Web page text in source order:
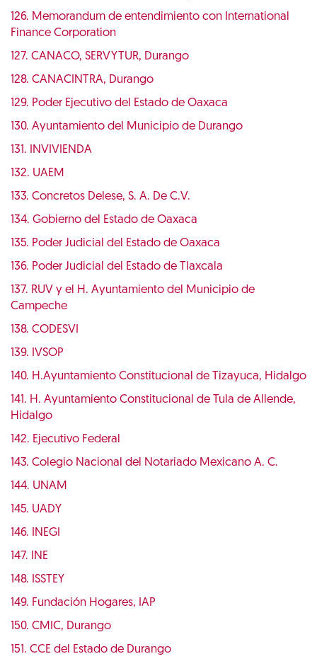
126. Memorandum de entendimiento con International
Finance Corporation
127. CANACO, SERVYTUR, Durango
128. CANACINTRA, Durango
129. Poder Ejecutivo del Estado de Oaxaca
130. Ayuntamiento del Municipio de Durango
131. INVIVIENDA
132. UAEM
133. Concretos Delese, S. A. De C.V.
134. Gobierno del Estado de Oaxaca
135. Poder Judicial del Estado de Oaxaca
136. Poder Judicial del Estado de Tlaxcala
137. RUV y el H. Ayuntamiento del Municipio de
Campeche
138. CODESVI
139. IVSOP
140. H.Ayuntamiento Constitucional de Tizayuca, Hidalgo
141. H. Ayuntamiento Constitucional de Tula de Allende,
Hidalgo
142. Ejecutivo Federal
143. Colegio Nacional del Notariado Mexicano A. C.
144. UNAM
145. UADY
146. INEGI
147. INE
148. ISSTEY
149. Fundación Hogares, IAP
150. CMIC, Durango
151. CCE del Estado de Durango